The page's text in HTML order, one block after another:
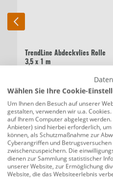
TrendLine Abdeckvlies Rolle
3,5 x 1 m
2,00 €/
6,99 €
Beschreibung
Alpina Wandfarbe
2,5 L
Wählen Sie Ihre Cookie-
Um Ihnen den Besuch auf unserer
gestalten, verwenden wir u.a.
auf Ihrem Computer abgelegt
Anbieter) sind hierbei erforderlich,
können, als Schutzmaßnahme zur
Cyberangriffen und
zwischenzuspeichern. Die
dienen zur Sammlung statistischer
unserer Website, zur Ermöglichung
Website, die das Websiteerlebnis